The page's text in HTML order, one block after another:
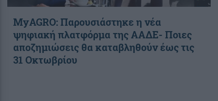
ΜyAGRO: Παρουσιάστηκε η νέα
ψηφιακή πλατφόρμα της ΑΑΔΕ- Ποιες
αποζημιώσεις θα καταβληθούν έως τις
31 Οκτωβρίου